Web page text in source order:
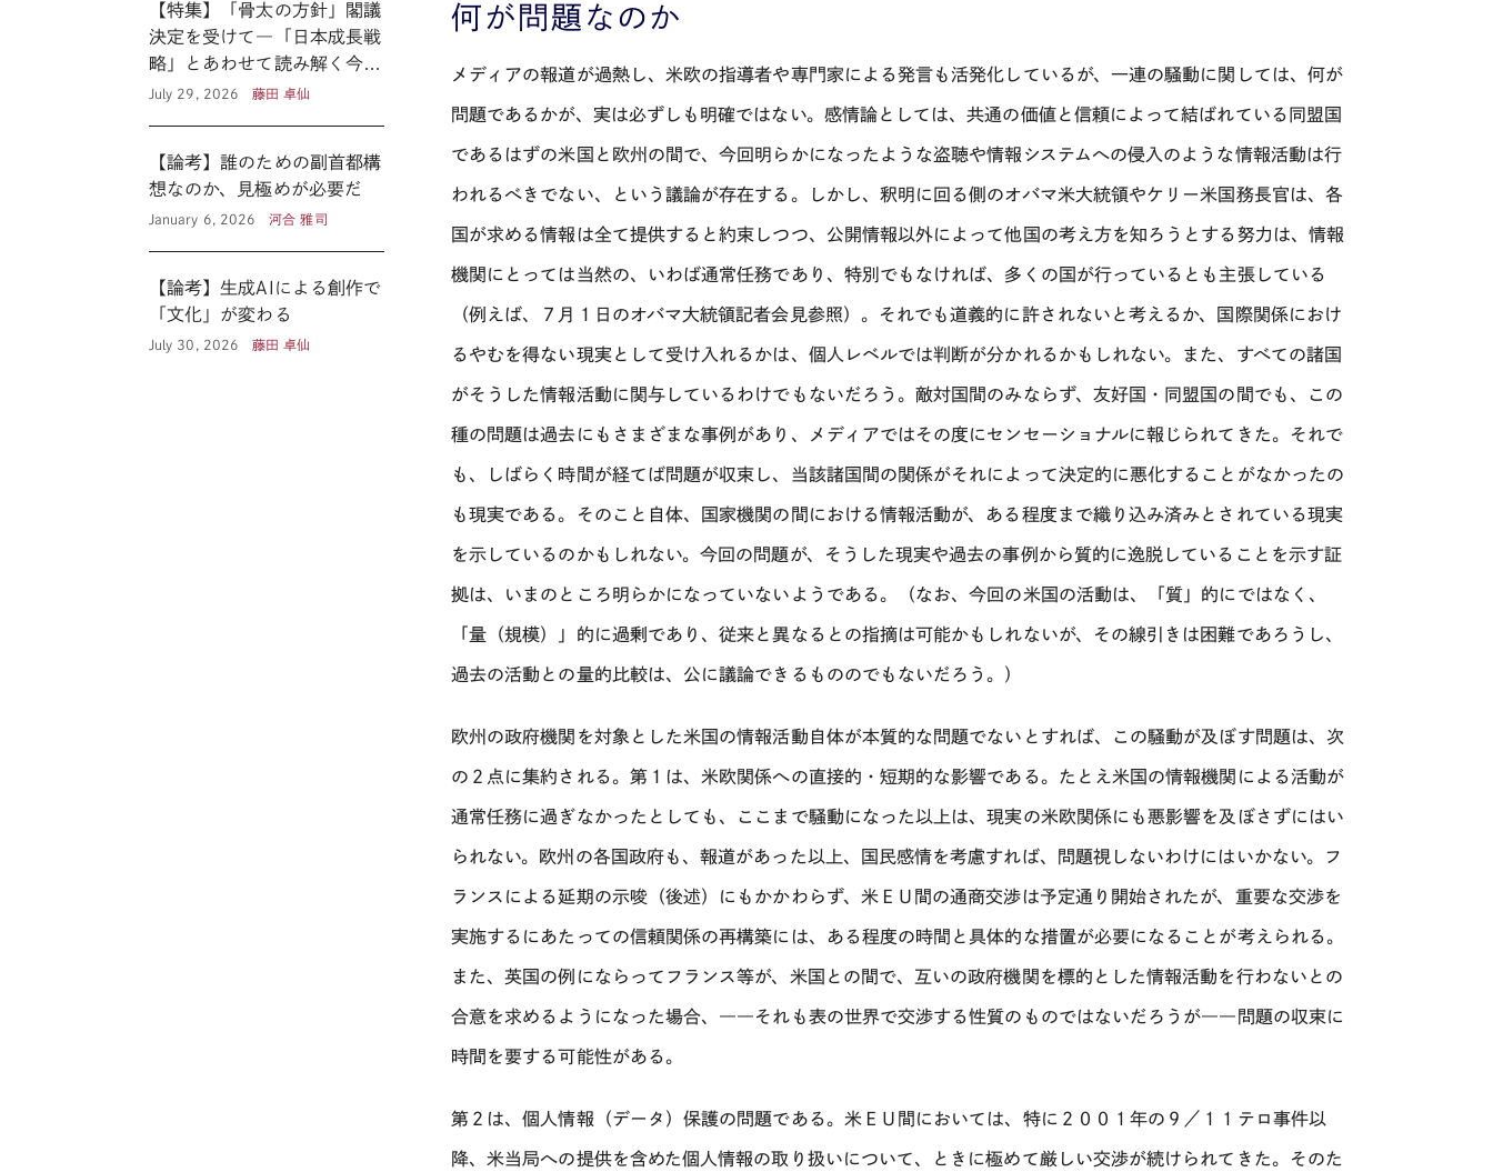
何が問題なのか
メディアの報道が過熱し、米欧の指導者や専門家による発言も活発化しているが、一連の騒動に関しては、何が
問題であるかが、実は必ずしも明確ではない。感情論としては、共通の価値と信頼によって結ばれている同盟国
であるはずの米国と欧州の間で、今回明らかになったような盗聴や情報システムへの侵入のような情報活動は行
われるべきでない、という議論が存在する。しかし、釈明に回る側のオバマ米大統領やケリー米国務長官は、各
国が求める情報は全て提供すると約束しつつ、公開情報以外によって他国の考え方を知ろうとする努力は、情報
機関にとっては当然の、いわば通常任務であり、特別でもなければ、多くの国が行っているとも主張している
（例えば、７月１日のオバマ大統領記者会見参照）。それでも道義的に許されないと考えるか、国際関係におけ
るやむを得ない現実として受け入れるかは、個人レベルでは判断が分かれるかもしれない。また、すべての諸国
がそうした情報活動に関与しているわけでもないだろう。敵対国間のみならず、友好国・同盟国の間でも、この
種の問題は過去にもさまざまな事例があり、メディアではその度にセンセーショナルに報じられてきた。それで
も、しばらく時間が経てば問題が収束し、当該諸国間の関係がそれによって決定的に悪化することがなかったの
も現実である。そのこと自体、国家機関の間における情報活動が、ある程度まで織り込み済みとされている現実
を示しているのかもしれない。今回の問題が、そうした現実や過去の事例から質的に逸脱していることを示す証
拠は、いまのところ明らかになっていないようである。（なお、今回の米国の活動は、「質」的にではなく、
「量（規模）」的に過剰であり、従来と異なるとの指摘は可能かもしれないが、その線引きは困難であろうし、
過去の活動との量的比較は、公に議論できるもののでもないだろう。）
欧州の政府機関を対象とした米国の情報活動自体が本質的な問題でないとすれば、この騒動が及ぼす問題は、次
の２点に集約される。第１は、米欧関係への直接的・短期的な影響である。たとえ米国の情報機関による活動が
通常任務に過ぎなかったとしても、ここまで騒動になった以上は、現実の米欧関係にも悪影響を及ぼさずにはい
られない。欧州の各国政府も、報道があった以上、国民感情を考慮すれば、問題視しないわけにはいかない。フ
ランスによる延期の示唆（後述）にもかかわらず、米ＥＵ間の通商交渉は予定通り開始されたが、重要な交渉を
実施するにあたっての信頼関係の再構築には、ある程度の時間と具体的な措置が必要になることが考えられる。
また、英国の例にならってフランス等が、米国との間で、互いの政府機関を標的とした情報活動を行わないとの
合意を求めるようになった場合、――それも表の世界で交渉する性質のものではないだろうが――問題の収束に
時間を要する可能性がある。
第２は、個人情報（データ）保護の問題である。米ＥＵ間においては、特に２００１年の９／１１テロ事件以
降、米当局への提供を含めた個人情報の取り扱いについて、ときに極めて厳しい交渉が続けられてきた。そのた
【特集】「骨太の方針」閣議
決定を受けて―「日本成長戦
略」とあわせて読み解く今後
の医療政策―
July 29, 2026 藤田 卓仙
【論考】誰のための副首都構
想なのか、見極めが必要だ
January 6, 2026 河合 雅司
【論考】生成AIによる創作で
「文化」が変わる
July 30, 2026 藤田 卓仙